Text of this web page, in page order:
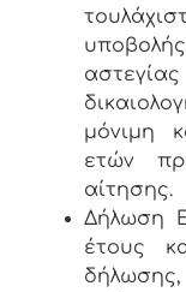
μόνιμη
ετών
αίτησης.
Δήλωση
έτους